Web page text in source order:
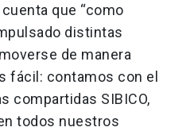
cuenta que “como
distintas
de manera
fácil: contamos con el
compartidas SIBICO,
todos nuestros